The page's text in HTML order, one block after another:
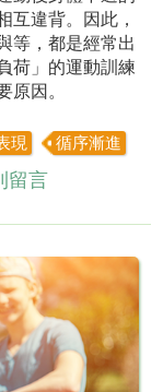
互違背。因此，
等，都是經常出
荷」的運動訓練
原因。
現 循序漸進
留言